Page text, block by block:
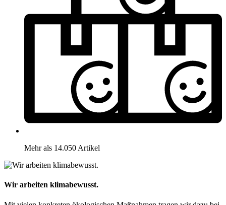
Mehr als 14.050 Artikel
Wir arbeiten klimabewusst.